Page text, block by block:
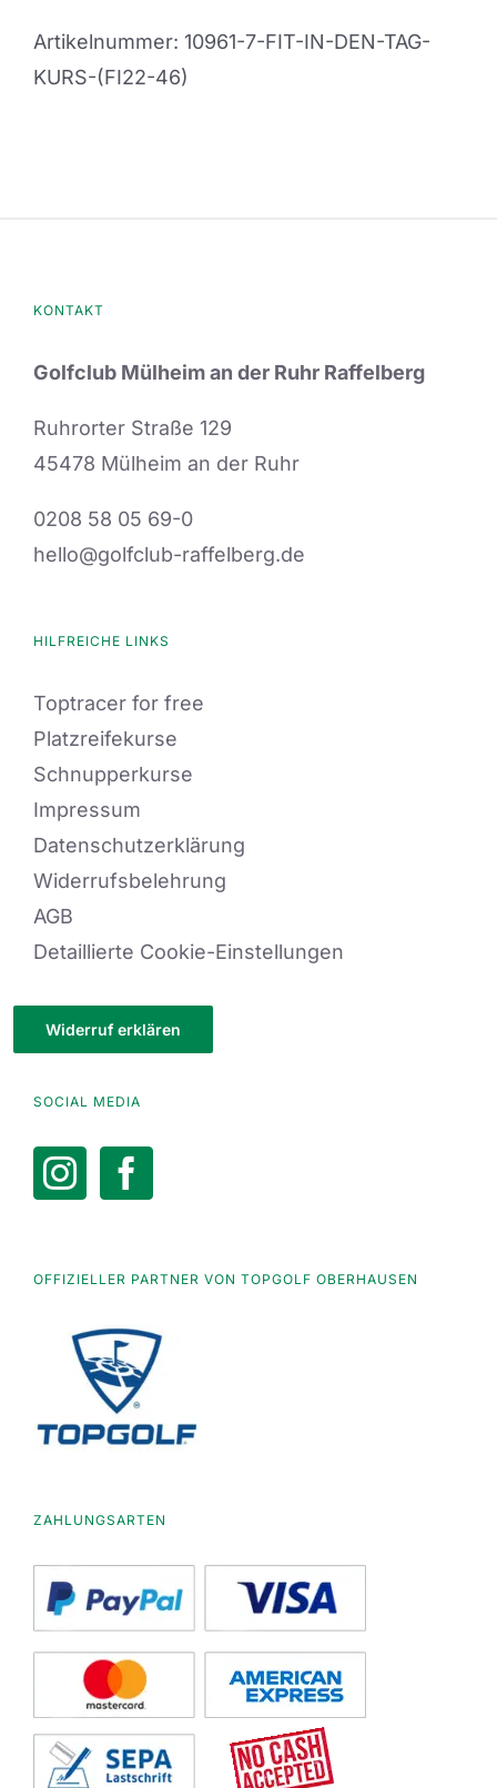
Tag
Kurs
Artikelnummer: 10961-7-FIT-IN-DEN-TAG-
KURS-(FI22-46)
KONTAKT
Golfclub Mülheim an der Ruhr Raffelberg
Ruhrorter Straße 129
45478 Mülheim an der Ruhr
0208 58 05 69-0
hello@golfclub-raffelberg.de
HILFREICHE LINKS
Toptracer for free
Platzreifekurse
Schnupperkurse
Impressum
Datenschutzerklärung
Widerrufsbelehrung
AGB
Detaillierte Cookie-Einstellungen
Widerruf erklären
SOCIAL MEDIA
OFFIZIELLER PARTNER VON TOPGOLF OBERHAUSEN
ZAHLUNGSARTEN